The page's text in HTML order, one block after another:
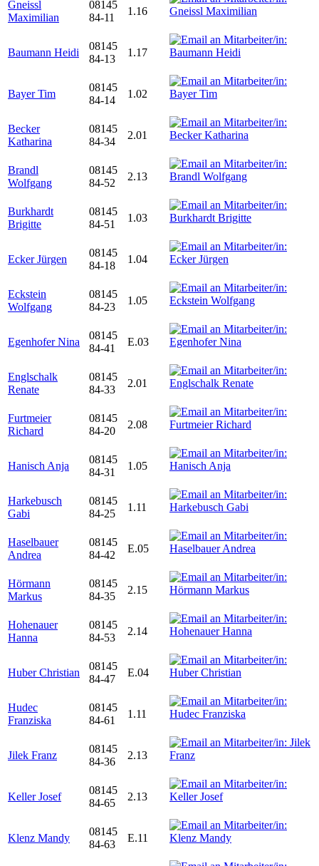
Gneissl
Maximilian
08145
84-11
1.16
Baumann Heidi
08145
84-13
1.17
Bayer Tim
08145
84-14
1.02
Becker
Katharina
08145
84-34
2.01
Brandl
Wolfgang
08145
84-52
2.13
Burkhardt
Brigitte
08145
84-51
1.03
Ecker Jürgen
08145
84-18
1.04
Eckstein
Wolfgang
08145
84-23
1.05
Egenhofer Nina
08145
84-41
E.03
Englschalk
Renate
08145
84-33
2.01
Furtmeier
Richard
08145
84-20
2.08
Hanisch Anja
08145
84-31
1.05
Harkebusch
Gabi
08145
84-25
1.11
Haselbauer
Andrea
08145
84-42
E.05
Hörmann
Markus
08145
84-35
2.15
Hohenauer
Hanna
08145
84-53
2.14
Huber Christian
08145
84-47
E.04
Hudec
Franziska
08145
84-61
1.11
Jilek Franz
08145
84-36
2.13
Keller Josef
08145
84-65
2.13
Klenz Mandy
08145
84-63
E.11